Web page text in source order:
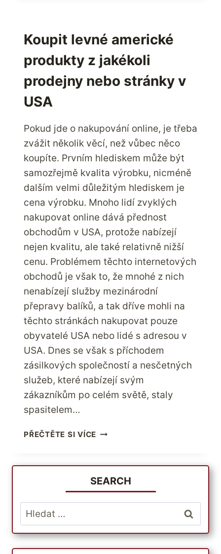
SPEDIČNÍCH
SPOLEČNOSTÍ?
Koupit levné americké
produkty z jakékoli
prodejny nebo stránky v
USA
Pokud jde o nakupování online, je třeba
zvážit několik věcí, než vůbec něco
koupíte. Prvním hlediskem může být
samozřejmě kvalita výrobku, nicméně
dalším velmi důležitým hlediskem je
cena výrobku. Mnoho lidí zvyklých
nakupovat online dává přednost
obchodům v USA, protože nabízejí
nejen kvalitu, ale také relativně nižší
cenu. Problémem těchto internetových
obchodů je však to, že mnohé z nich
nenabízejí služby mezinárodní
přepravy balíků, a tak dříve mohli na
těchto stránkách nakupovat pouze
obyvatelé USA nebo lidé s adresou v
USA. Dnes se však s příchodem
zásilkových společností a nesčetných
služeb, které nabízejí svým
zákazníkům po celém světě, staly
spasitelem…
PŘEČTĚTE SI VÍCE KOUPIT
PRODUKTY
Z
JAKÉKOLI
PRODEJNY
STRÁNKY
V
USA
SEARCH
Vyhledávání